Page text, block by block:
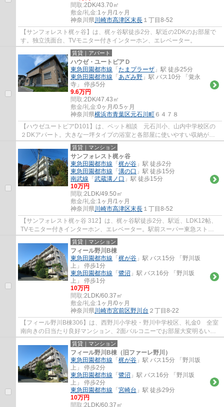
間取:2DK/43.70㎡
敷金/礼金:1ヶ月/1ヶ月
神奈川県川崎市高津区末長 １丁目8-52
【サンフォレスト梶ヶ谷】は、梶ヶ谷駅徒歩2分、駅近の2DKのお部屋で
す。独立洗面台、TVモニター付きインターホン、エレベーター。
賃貸｜アパート
ハウゼ・ユートピアＤ
東急田園都市線 「 たまプラーザ 」駅 徒歩25分
東急田園都市線 「 あざみ野 」駅 バス10分 「覚永
寺」 停歩5分
9.6万円
間取:2DK/47.43㎡
敷金/礼金:0ヶ月/0.5ヶ月
神奈川県横浜市青葉区元石川町 ６４７８
【ハウゼユートピアD101】は、ペット相談 元石川小、山内中学校区の
２DKアパート。大きな一坪タイプの浴室と各部屋に使いやすい収納が特
徴的。穏やかな環境で新生活を始めたい方にオ...
賃貸｜マンション
サンフォレスト梶ヶ谷
東急田園都市線 「 梶が谷 」駅 徒歩2分
東急田園都市線 「 溝の口 」駅 徒歩15分
南武線 「 武蔵溝ノ口 」駅 徒歩15分
10万円
間取:2LDK/49.50㎡
敷金/礼金:1ヶ月/1ヶ月
神奈川県川崎市高津区末長 １丁目8-52
【サンフォレスト梶ヶ谷 312】は、梶ヶ谷駅徒歩2分、駅近、LDK12帖、
TVモニター付きインターホン、エレベーター。駅前スーパー東急ストア
が午前7時から24時まで営業、駅徒歩２分の高津...
賃貸｜マンション
フィール野川B棟
東急田園都市線 「 梶が谷 」駅 バス15分 「野川坂
上」 停歩1分
東急田園都市線 「 鷺沼 」駅 バス16分 「野川坂
上」 停歩1分
10万円
間取:2LDK/60.37㎡
敷金/礼金:1ヶ月/0ヶ月
神奈川県川崎市宮前区野川台 ２丁目8-22
【フィール野川B棟306】は、西野川小学校・野川中学校区、礼金0 全室
南向きの日当たり良好マンション、2面バルコニーでお部屋大変明るいで
す。
賃貸｜マンション
フィール野川B棟（旧ファーレ野川）
東急田園都市線 「 梶が谷 」駅 バス15分 「野川坂
上」 停歩2分
東急田園都市線 「 鷺沼 」駅 バス16分 「野川坂
上」 停歩2分
東急田園都市線 「 宮崎台 」駅 徒歩29分
10万円
間取:2LDK/60.37㎡